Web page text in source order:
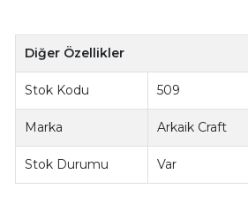
Diğer Özellikler
Stok Kodu 509
Marka Arkaik Craft
Stok Durumu Var